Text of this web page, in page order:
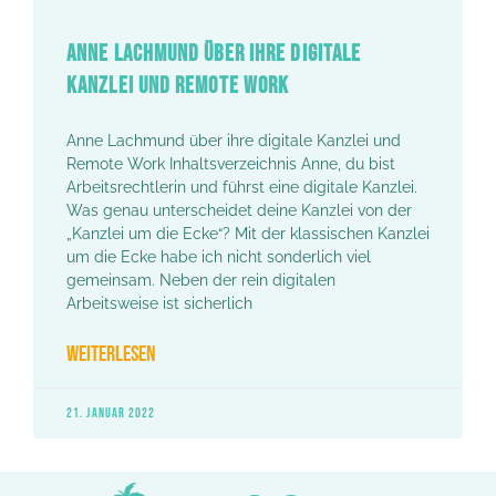
ANNE LACHMUND ÜBER IHRE DIGITALE
KANZLEI UND REMOTE WORK
Anne Lachmund über ihre digitale Kanzlei und
Remote Work Inhaltsverzeichnis Anne, du bist
Arbeitsrechtlerin und führst eine digitale Kanzlei.
Was genau unterscheidet deine Kanzlei von der
„Kanzlei um die Ecke“? Mit der klassischen Kanzlei
um die Ecke habe ich nicht sonderlich viel
gemeinsam. Neben der rein digitalen
Arbeitsweise ist sicherlich
WEITERLESEN
21. JANUAR 2022